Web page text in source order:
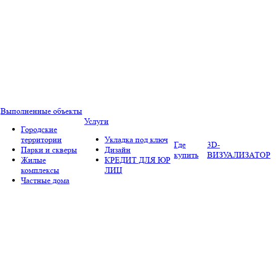
Выполненные объекты
Городские
территории
Парки и скверы
Жилые
комплексы
Частные дома
Услуги
Укладка под ключ
Дизайн
КРЕДИТ ДЛЯ ЮР
ЛИЦ
Где
купить
3D-
ВИЗУАЛИЗАТОР